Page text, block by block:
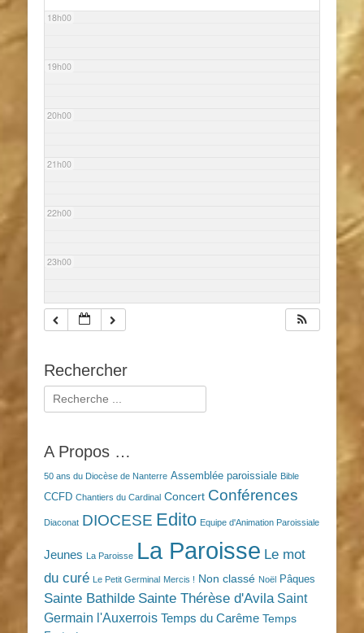
18h00
19h00
20h00
21h00
22h00
23h00
Rechercher
Rechercher :
A Propos …
50 ans du Diocèse de Nanterre Assemblée paroissiale Bible
CCFD Chantiers du Cardinal Concert Conférences
Diaconat DIOCESE Edito Equipe d'Animation Paroissiale
Jeunes La Paroisse La Paroisse Le mot
du curé Le Petit Germinal Mercis ! Non classé Noël Pâques
Sainte Bathilde Sainte Thérèse d'Avila Saint
Germain l'Auxerrois Temps du Carême Temps